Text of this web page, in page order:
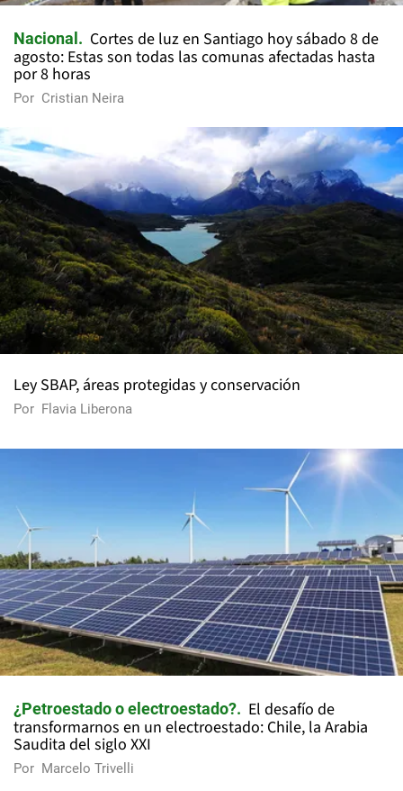
Nacional
Cortes de luz en Santiago hoy sábado 8 de
agosto: Estas son todas las comunas afectadas hasta
por 8 horas
Por Cristian Neira
Ley SBAP, áreas protegidas y conservación
Por Flavia Liberona
¿Petroestado o electroestado?
El desafío de
transformarnos en un electroestado: Chile, la Arabia
Saudita del siglo XXI
Por Marcelo Trivelli